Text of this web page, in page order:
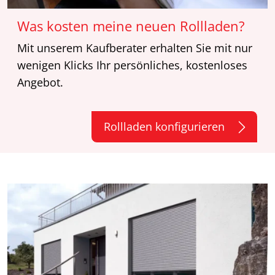
Was kosten meine neuen Rollladen?
Mit unserem Kaufberater erhalten Sie mit nur
wenigen Klicks Ihr persönliches, kostenloses
Angebot.
Rollladen konfigurieren